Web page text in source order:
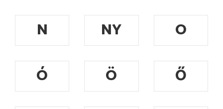
N
NY
O
Ó
Ö
Ő